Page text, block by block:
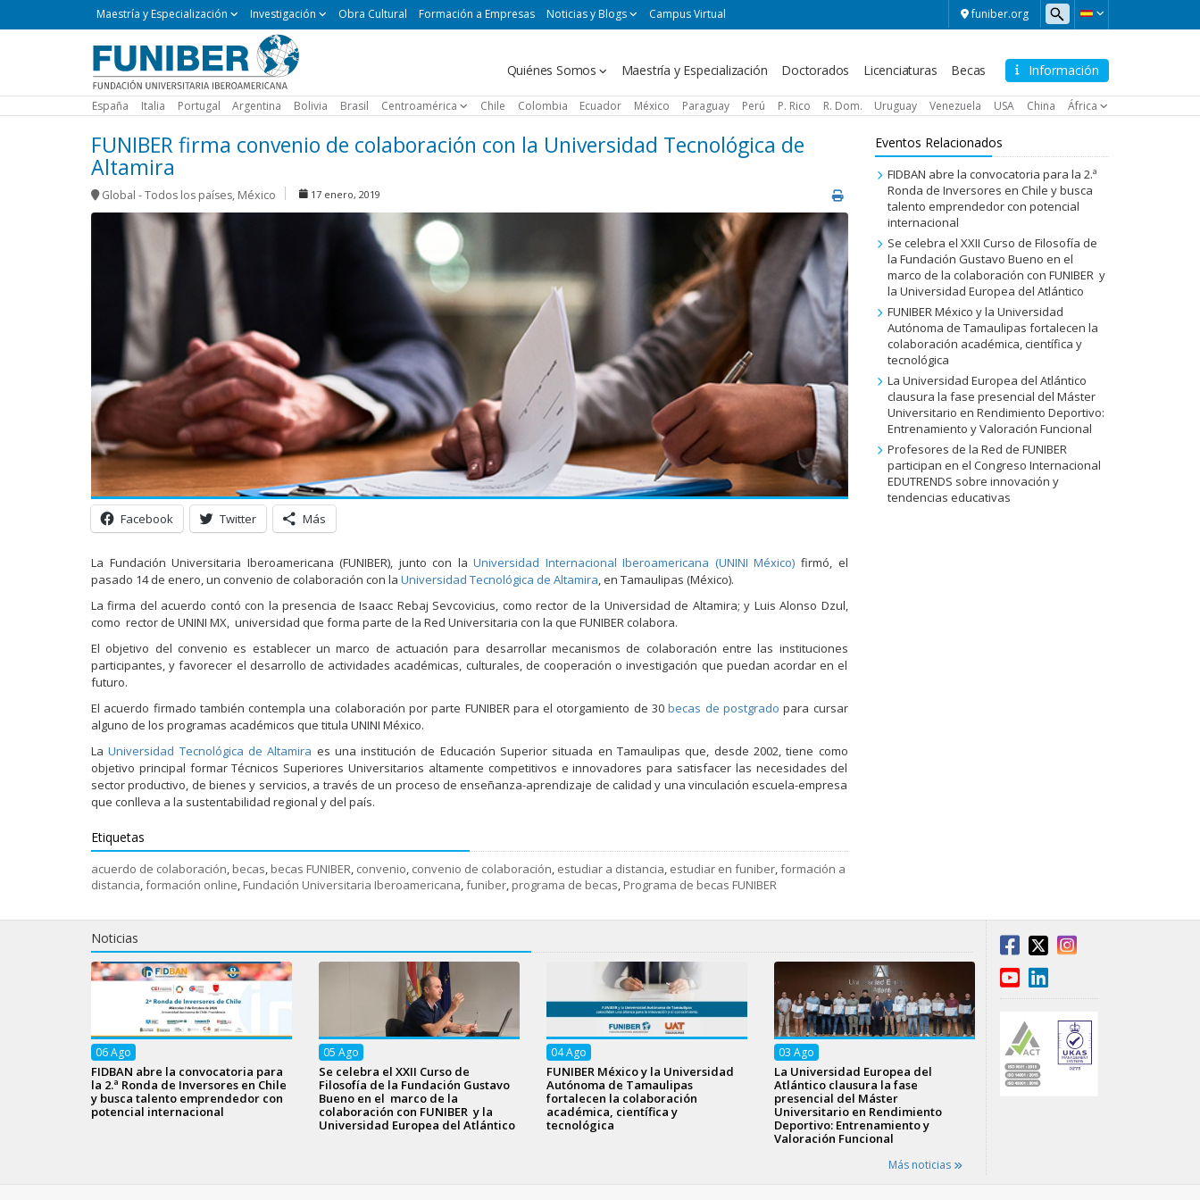
funiber.org
Maestría
Maestría y Especialización Investigación Obra Cultural Formación a Empresas Noticias y Blogs Campus Virtual
Información
Navegación
Quiénes Somos Maestría y Especialización Doctorados Licenciaturas Becas
España Italia Portugal Argentina Bolivia Brasil Centroamérica Chile Colombia Ecuador México Paraguay Perú P. Rico R. Dom. Uruguay Venezuela USA China África
FUNIBER firma convenio de colaboración con la Universidad Tecnológica de
Altamira
Global - Todos los países, México 17 enero, 2019
Facebook Twitter Más
La Fundación Universitaria Iberoamericana (FUNIBER), junto con laUniversidad Internacional Iberoamericana (UNINI México) firmó, el
pasado 14 de enero, un convenio de colaboración con la Universidad Tecnológica de Altamira, en Tamaulipas (México).
La firma del acuerdo contó con la presencia de Isaacc Rebaj Sevcovicius, como rector de la Universidad de Altamira; y Luis Alonso Dzul,
como rector de UNINI MX, universidad que forma parte de la Red Universitaria con la que FUNIBER colabora.
El objetivo del convenio es establecer un marco de actuación para desarrollar mecanismos de colaboración entre las instituciones
participantes, y favorecer el desarrollo de actividades académicas, culturales, de cooperación o investigación que puedan acordar en el
futuro.
El acuerdo firmado también contempla una colaboración por parte FUNIBER para el otorgamiento de 30becas de postgrado para cursar
alguno de los programas académicos que titula UNINI México.
LaUniversidad Tecnológica de Altamira es una institución de Educación Superior situada en Tamaulipas que, desde 2002, tiene como
objetivo principal formar Técnicos Superiores Universitarios altamente competitivos e innovadores para satisfacer las necesidades del
sector productivo, de bienes y servicios, a través de un proceso de enseñanza-aprendizaje de calidad y una vinculación escuela-empresa
que conlleva a la sustentabilidad regional y del país.
Etiquetas
acuerdo de colaboración, becas, becas FUNIBER, convenio, convenio de colaboración, estudiar a distancia, estudiar en funiber,formación a
distancia,formación online, Fundación Universitaria Iberoamericana,funiber, programa de becas, Programa de becas FUNIBER
Eventos Relacionados
FIDBAN abre la convocatoria para la 2.ª
Ronda de Inversores en Chile y busca
talento emprendedor con potencial
internacional
Se celebra el XXII Curso de Filosofía de
la Fundación Gustavo Bueno en el
marco de la colaboración con FUNIBER y
la Universidad Europea del Atlántico
FUNIBER México y la Universidad
Autónoma de Tamaulipas fortalecen la
colaboración académica, científica y
tecnológica
La Universidad Europea del Atlántico
clausura la fase presencial del Máster
Universitario en Rendimiento Deportivo:
Entrenamiento y Valoración Funcional
Profesores de la Red de FUNIBER
participan en el Congreso Internacional
EDUTRENDS sobre innovación y
tendencias educativas
Noticias
06Ago
FIDBAN abre la convocatoria para
la 2.ª Ronda de Inversores en Chile
y busca talento emprendedor con
potencial internacional
05 Ago
Se celebra el XXII Curso de
Filosofía de la Fundación Gustavo
Bueno en el marco de la
colaboración con FUNIBER y la
Universidad Europea del Atlántico
04Ago
FUNIBER México y la Universidad
Autónoma de Tamaulipas
fortalecen la colaboración
académica, científica y
tecnológica
03 Ago
La Universidad Europea del
Atlántico clausura la fase
presencial del Máster
Universitario en Rendimiento
Deportivo: Entrenamiento y
Valoración Funcional
Más noticias